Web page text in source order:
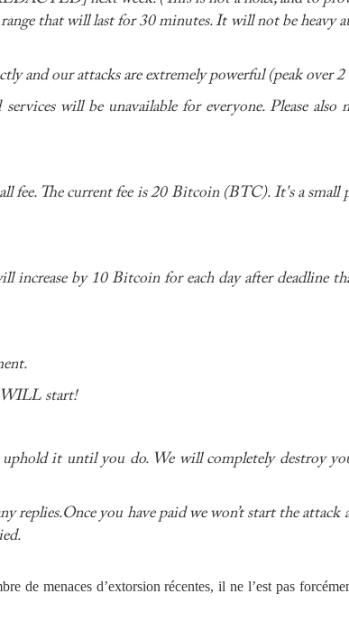
that will last for 30 minutes. It will not be heavy
and our attacks are extremely powerful (peak over
will be unavailable for everyone. Please
fee. The current fee is 20 Bitcoin (BTC). It's a small
by 10 Bitcoin for each day after deadline
WILL start!
it until you do. We will completely destroy
replies.Once you have paid we won’t start the attack
de menaces d’extorsion récentes, il ne l’est pas